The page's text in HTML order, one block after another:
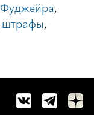
Фуджейра,
штрафы,